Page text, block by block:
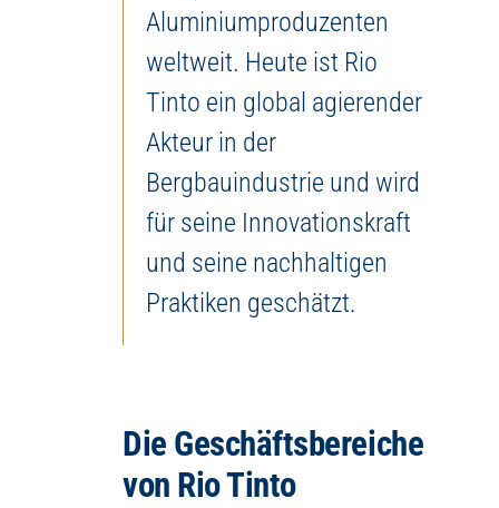
Aluminiumproduzenten
weltweit. Heute ist Rio
Tinto ein global agierender
Akteur in der
Bergbauindustrie und wird
für seine Innovationskraft
und seine nachhaltigen
Praktiken geschätzt.
Die Geschäftsbereiche
von Rio Tinto